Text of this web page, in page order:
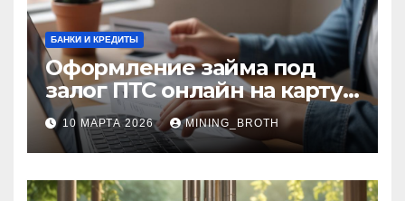
БАНКИ И КРЕДИТЫ
Оформление займа под
залог ПТС онлайн на карту
без визита в офис: порядок,
требования и документы
10 МАРТА 2026 MINING_BROTH